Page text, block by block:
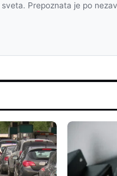
Prepoznata je po